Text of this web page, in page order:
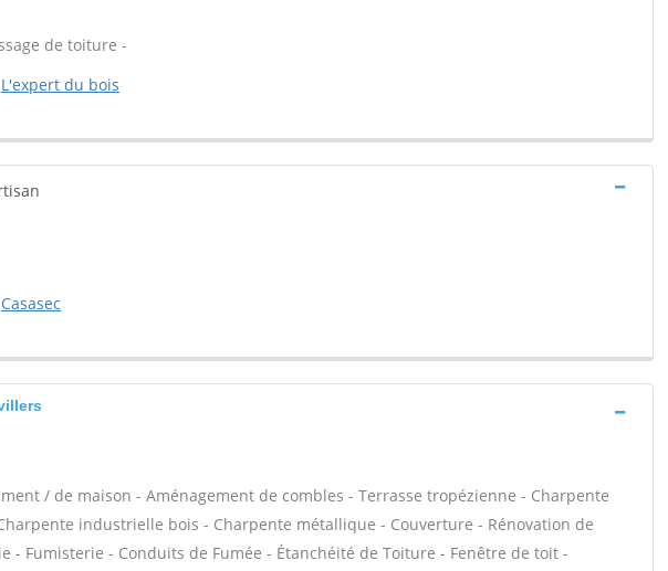
de toiture -
L'expert du bois
Casasec
/ de maison - Aménagement de combles - Terrasse tropézienne - Charpente
industrielle bois - Charpente métallique - Couverture - Rénovation de
- Fumisterie - Conduits de Fumée - Étanchéité de Toiture - Fenêtre de toit -